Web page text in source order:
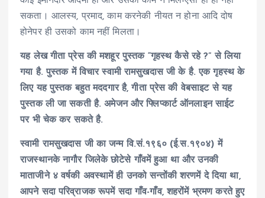
सकता। आलस्य, प्रमाद, काम करनेकी नीयत न होना आदि दोष
होनेपर ही उसको काम नहीं मिलता।
यह लेख गीता प्रेस की मशहूर पुस्तक “गृहस्थ कैसे रहे ?” से लिया
गया है. पुस्तक में विचारस्वामी रामसुखदास जीके है. एक गृहस्थ के
लिए यह पुस्तक बहुत मददगार है, गीता प्रेस की वेबसाइट से यह
पुस्तक ली जा सकती है. अमेजन और फ्लिप्कार्ट ऑनलाइन साईट
पर भी चेक कर सकते है.
स्वामी रामसुखदास जीका जन्म वि.सं.१९६० (ई.स.१९०४) में
राजस्थानके नागौर जिलेके छोटेसे गाँवमें हुआ था और उनकी
माताजीने ४ वर्षकी अवस्थामें ही उनको सन्तोंकी शरणमें दे दिया था,
आपने सदा परिव्राजक रूपमें सदा गाँव-गाँव, शहरोंमें भ्रमण करते हुए